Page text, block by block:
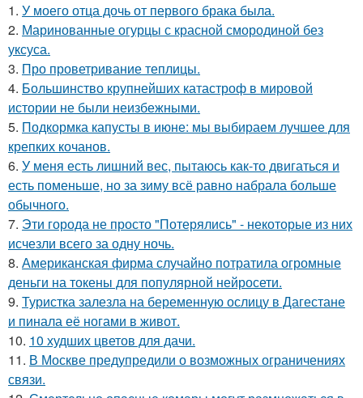
1. У моего отца дочь от первого брака была.
2. Маринованные огурцы с красной смородиной без
уксуса.
3. Про проветривание теплицы.
4. Большинство крупнейших катастроф в мировой
истории не были неизбежными.
5. Подкормка капусты в июне: мы выбираем лучшее для
крепких кочанов.
6. У меня есть лишний вес, пытаюсь как-то двигаться и
есть поменьше, но за зиму всё равно набрала больше
обычного.
7. Эти города не просто "Потерялись" - некоторые из них
исчезли всего за одну ночь.
8. Американская фирма случайно потратила огромные
деньги на токены для популярной нейросети.
9. Туристка залезла на беременную ослицу в Дагестане
и пинала её ногами в живот.
10. 10 худших цветов для дачи.
11. В Москве предупредили о возможных ограничениях
связи.